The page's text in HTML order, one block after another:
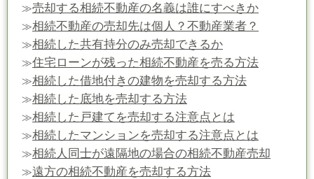
≫売却する相続不動産の名義は誰にすべきか
≫相続不動産の売却先は個人？不動産業者？
≫相続した共有持分のみ売却できるか
≫住宅ローンが残った相続不動産を売る方法
≫相続した借地付きの建物を売却する方法
≫相続した底地を売却する方法
≫相続した戸建てを売却する注意点とは
≫相続したマンションを売却する注意点とは
≫相続人同士が遠隔地の場合の相続不動産売却
≫遠方の相続不動産を売却する方法